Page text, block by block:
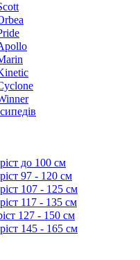
до 100 см
97 - 120 см
107 - 125 см
117 - 135 см
127 - 150 см
145 - 165 см